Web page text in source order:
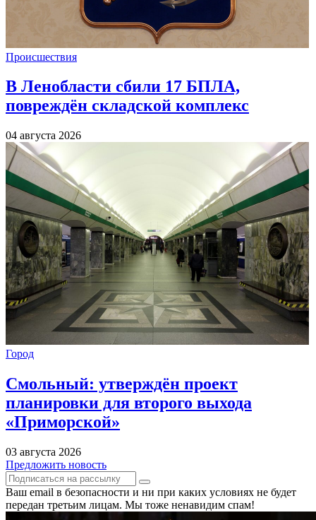
Происшествия
В Ленобласти сбили 17 БПЛА,
повреждён складской комплекс
04 августа 2026
Город
Смольный: утверждён проект
планировки для второго выхода
«Приморской»
03 августа 2026
Предложить новость
Ваш email в безопасности и ни при каких условиях не будет
передан третьим лицам. Мы тоже ненавидим спам!